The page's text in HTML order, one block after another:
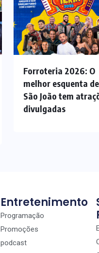
Forroteria 2026: O
melhor esquenta de
São João tem
divulgadas
Entretenimento
Programação
Promoções
podcast